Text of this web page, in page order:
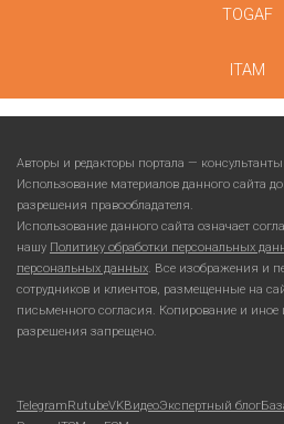
TOGAF
ITAM
Авторы и редакторы портала —
Использование материалов данного сайта
разрешения правообладателя.
Использование данного сайта означает
нашу Политику обработки персональных
персональных данных. Все изображения и
сотрудников и клиентов, размещенные на
письменного согласия. Копирование и иное
разрешения запрещено.
TelegramRutubeVKВидеоЭкспертный блог